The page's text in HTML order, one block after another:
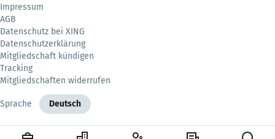
Impressum
AGB
Datenschutz bei XING
Datenschutzerklärung
Mitgliedschaft kündigen
Tracking
Mitgliedschaften widerrufen
Sprache Deutsch